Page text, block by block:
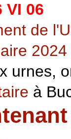
VI 06
de
2024
urnes,
à